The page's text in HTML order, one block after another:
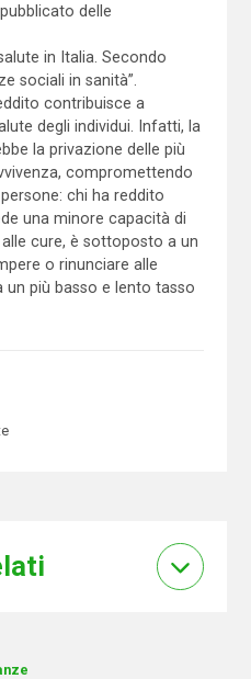
delle
in Italia. Secondo
sociali in sanità”.
contribuisce a
degli individui. Infatti, la
la privazione delle più
compromettendo
chi ha reddito
una minore capacità di
cure, è sottoposto a un
o rinunciare alle
un più basso e lento tasso